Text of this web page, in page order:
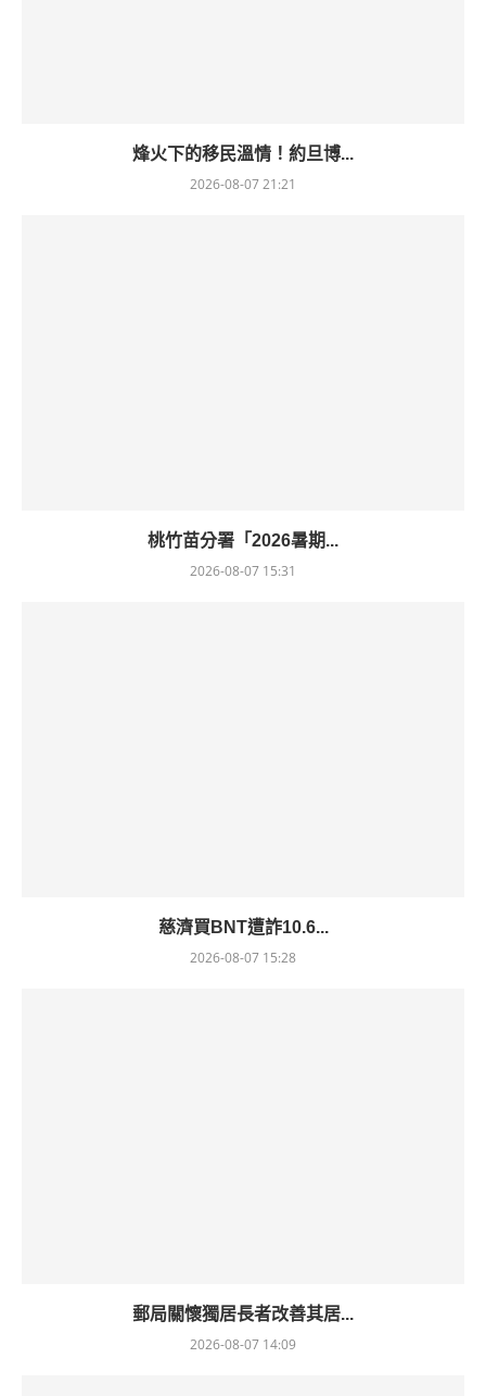
烽火下的移民溫情！約旦博...
2026-08-07 21:21
桃竹苗分署「2026暑期...
2026-08-07 15:31
慈濟買BNT遭詐10.6...
2026-08-07 15:28
郵局關懷獨居長者改善其居...
2026-08-07 14:09